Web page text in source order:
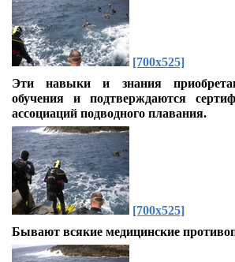
[700x525]
Эти навыки и знания
обучения и подтверждаются
ассоциаций подводного плавания.
[700x525]
Бывают всякие медицинские